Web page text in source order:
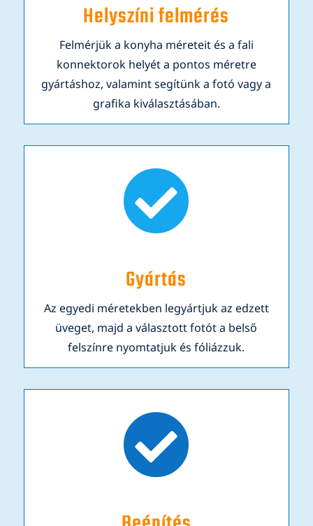
Helyszíni felmérés
Felmérjük a konyha méreteit és a fali
konnektorok helyét a pontos méretre
gyártáshoz, valamint segítünk a fotó vagy a
grafika kiválasztásában.

Gyártás
Az egyedi méretekben legyártjuk az edzett
üveget, majd a választott fotót a belső
felszínre nyomtatjuk és fóliázzuk.
